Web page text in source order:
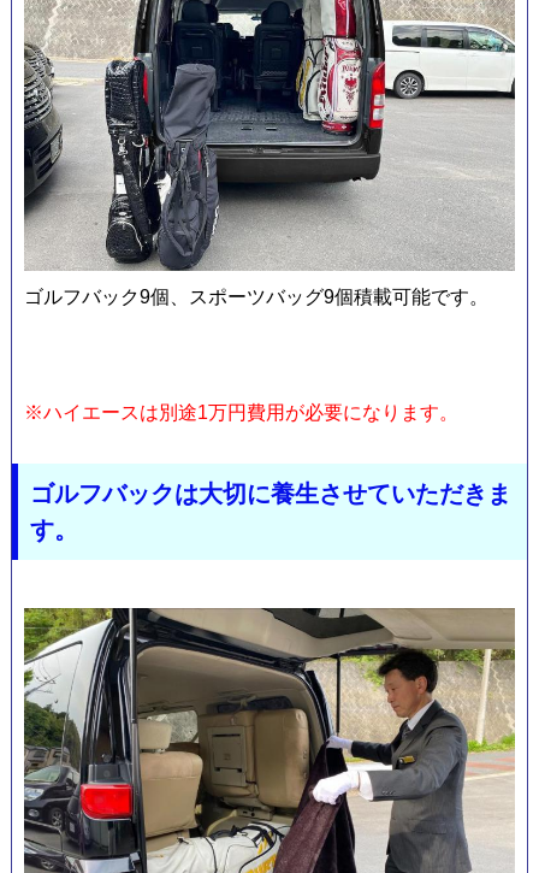
フ
ォ
メ
ゴルフバック9個、スポーツバッグ9個積載可能です。
※ハイエースは別途1万円費用が必要になります。
ゴルフバックは大切に養生させていただきま
す。